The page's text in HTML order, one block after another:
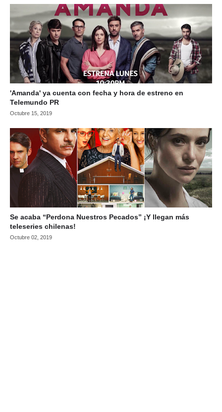
'Amanda' ya cuenta con fecha y hora de estreno en
Telemundo PR
Octubre 15, 2019
Se acaba “Perdona Nuestros Pecados” ¡Y llegan más
teleseries chilenas!
Octubre 02, 2019